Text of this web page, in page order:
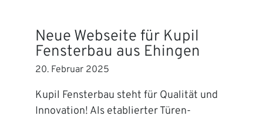
Neue Webseite für Kupil
Fensterbau aus Ehingen
20. Februar 2025
Kupil Fensterbau steht für Qualität und
Innovation! Als etablierter Türen-